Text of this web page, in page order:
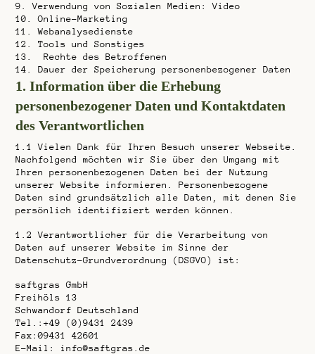
9. Verwendung von Sozialen Medien: Video
10. Online-Marketing
11. Webanalysedienste
12. Tools und Sonstiges
13. Rechte des Betroffenen
14. Dauer der Speicherung personenbezogener Daten
1. Information über die Erhebung
personenbezogener Daten und Kontaktdaten
des Verantwortlichen
1.1 Vielen Dank für Ihren Besuch unserer Webseite.
Nachfolgend möchten wir Sie über den Umgang mit
Ihren personenbezogenen Daten bei der Nutzung
unserer Website informieren. Personenbezogene
Daten sind grundsätzlich alle Daten, mit denen Sie
persönlich identifiziert werden können.
1.2 Verantwortlicher für die Verarbeitung von
Daten auf unserer Website im Sinne der
Datenschutz-Grundverordnung (DSGVO) ist:
saftgras GmbH
Freihöls 13
Schwandorf Deutschland
Tel.:+49 (0)9431 2439
Fax:09431 42601
E-Mail: info@saftgras.de